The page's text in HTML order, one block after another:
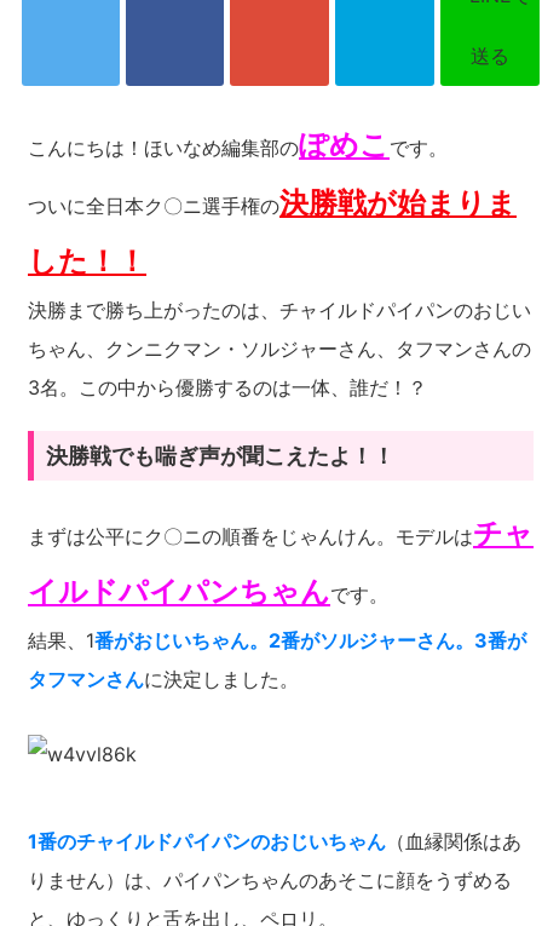
こんにちは！ほいなめ編集部のぽめこ です。
ついに全日本ク〇ニ選手権の決勝戦が始まりま
した！！
決勝まで勝ち上がったのは、チャイルドパイパンのおじい
ちゃん、クンニクマン・ソルジャーさん、タフマンさんの
3名。この中から優勝するのは一体、誰だ！？
決勝戦でも喘ぎ声が聞こえたよ！！
まずは公平にク〇ニの順番をじゃんけん。モデルはチャ
イルドパイパンちゃんです。
結果、1番がおじいちゃん。2番がソルジャーさん。3番が
タフマンさんに決定しました。
1番のチャイルドパイパンのおじいちゃん （血縁関係はあ
りません）は、パイパンちゃんのあそこに顔をうずめる
と、ゆっくりと舌を出し、ペロリ。